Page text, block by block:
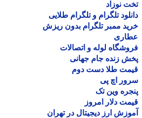
نوزاد
تلگرام و تلگرام طلایی
ممبر تلگرام بدون ریزش
لوله و اتصالات
زنده جام جهانی
طلا دست دوم
اچ پی
وین تک
دلار امروز
ارز دیجیتال در تهران